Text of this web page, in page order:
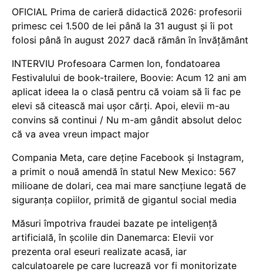
OFICIAL Prima de carieră didactică 2026: profesorii
primesc cei 1.500 de lei până la 31 august și îi pot
folosi până în august 2027 dacă rămân în învățământ
INTERVIU Profesoara Carmen Ion, fondatoarea
Festivalului de book-trailere, Boovie: Acum 12 ani am
aplicat ideea la o clasă pentru că voiam să îi fac pe
elevi să citească mai ușor cărți. Apoi, elevii m-au
convins să continui / Nu m-am gândit absolut deloc
că va avea vreun impact major
Compania Meta, care deține Facebook și Instagram,
a primit o nouă amendă în statul New Mexico: 567
milioane de dolari, cea mai mare sancțiune legată de
siguranța copiilor, primită de gigantul social media
Măsuri împotriva fraudei bazate pe inteligență
artificială, în școlile din Danemarca: Elevii vor
prezenta oral eseuri realizate acasă, iar
calculatoarele pe care lucrează vor fi monitorizate